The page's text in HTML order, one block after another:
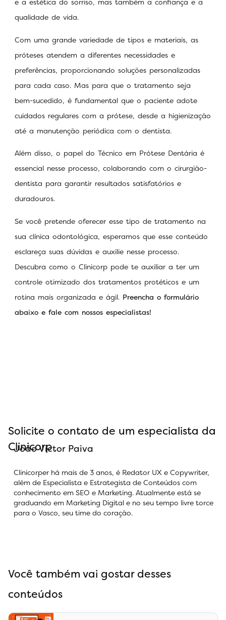
e a estética do sorriso, mas também a confiança e a
qualidade de vida.
Com uma grande variedade de tipos e materiais, as
próteses atendem a diferentes necessidades e
preferências, proporcionando soluções personalizadas
para cada caso. Mas para que o tratamento seja
bem-sucedido, é fundamental que o paciente adote
cuidados regulares com a prótese, desde a higienização
até a manutenção periódica com o dentista.
Além disso, o papel do Técnico em Prótese Dentária é
essencial nesse processo, colaborando com o cirurgião-
dentista para garantir resultados satisfatórios e
duradouros.
Se você pretende oferecer esse tipo de tratamento na
sua clínica odontológica, esperamos que esse conteúdo
esclareça suas dúvidas e auxilie nesse processo.
Descubra como o Clinicorp pode te auxiliar a ter um
controle otimizado dos tratamentos protéticos e um
rotina mais organizada e ágil. Preencha o formulário
abaixo e fale com nossos especialistas!
Solicite o contato de um especialista da
Clinicorp
João Victor Paiva
Clinicorper há mais de 3 anos, é Redator UX e Copywriter,
além de Especialista e Estrategista de Conteúdos com
conhecimento em SEO e Marketing. Atualmente está se
graduando em Marketing Digital e no seu tempo livre torce
para o Vasco, seu time do coração.
Você também vai gostar desses
conteúdos